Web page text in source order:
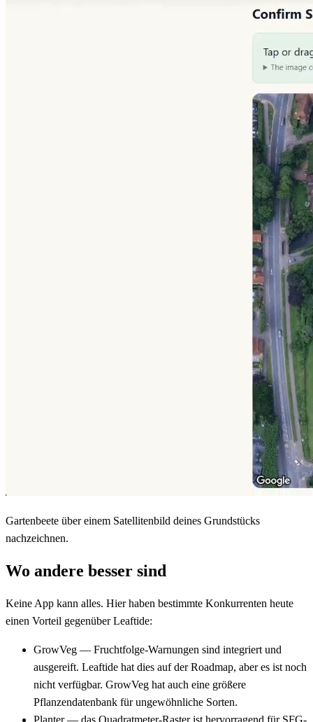
Gartenbeete über einem Satellitenbild deines Grundstücks
nachzeichnen.
Wo andere besser sind
Keine App kann alles. Hier haben bestimmte Konkurrenten heute
einen Vorteil gegenüber Leaftide:
GrowVeg — Fruchtfolge-Warnungen sind integriert und
ausgereift. Leaftide hat dies auf der Roadmap, aber es ist noch
nicht verfügbar. GrowVeg hat auch eine größere
Pflanzendatenbank für ungewöhnliche Sorten.
Planter— das Quadratmeter-Raster ist hervorragend für SFG-